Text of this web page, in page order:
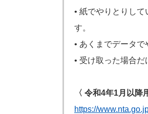
• 紙でやりとりし
す。
• あくまでデータ
• 受け取った場合
〈 令和4年1⽉以降
https://